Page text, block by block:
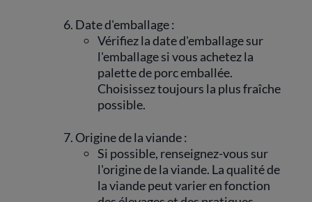
Date d'emballage :
Vérifiez la date d'emballage sur
l'emballage si vous achetez la
palette de porc emballée.
Choisissez toujours la plus fraîche
possible.
Origine de la viande :
Si possible, renseignez-vous sur
l'origine de la viande. La qualité de
la viande peut varier en fonction